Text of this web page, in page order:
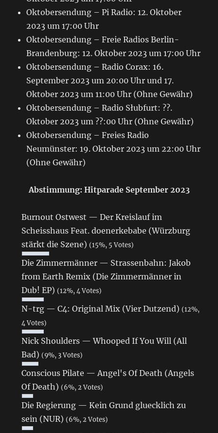
Oktobersendung – Pi Radio: 12. Oktober
2023 um 17:00 Uhr
Oktobersendung – Freie Radios Berlin-
Brandenburg: 12. Oktober 2023 um 17:00 Uhr
Oktobersendung – Radio Corax: 16.
September 2023 um 20:00 Uhr und 17.
Oktober 2023 um 11:00 Uhr (Ohne Gewähr)
Oktobersendung – Radio Słubfurt: ??.
Oktober 2023 um ??:00 Uhr (Ohne Gewähr)
Oktobersendung – Freies Radio
Neumünster: 19. Oktober 2023 um 22:00 Uhr
(Ohne Gewähr)
Abstimmung: Hitparade September 2023
Burnout Ostwest — Der Kreislauf im
Scheisshaus Feat. doenerkebabe (Würzburg
stärkt die Szene) (15%, 5 Votes)
Die Zimmermänner — Strassenbahn: Jakob
from Earth Remix (Die Zimmermänner in
Dub! EP) (12%, 4 Votes)
N-trg — C4: Original Mix (Vier Dutzend) (12%,
4 Votes)
Nick Shoulders — Whooped If You Will (All
Bad) (9%, 3 Votes)
Conscious Pilate — Angel's Of Death (Angels
Of Death) (6%, 2 Votes)
Die Regierung — Kein Grund gluecklich zu
sein (NUR) (6%, 2 Votes)